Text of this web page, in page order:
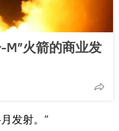
M”火箭的商业发
发射。”